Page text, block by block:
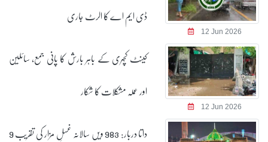
12 Jun 2026
ڈی ایم اے کا الرٹ جاری
12 Jun 2026
کینٹ کچہری کے باہر بارش کا پانی جمع، سائلین
اور عملہ مشکلات کا شکار
داتا دربار: 983 ویں سالانہ غسلِ مزار کی تقریب 9